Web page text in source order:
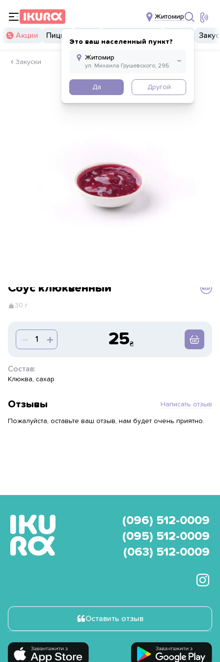
Житомир
Это ваш населенный пункт?
Да Другой
Акции Пицца
Закуски
Соус клюквенный
30 г
25
Состав:
Клюква, сахар
Отзывы Написать отзыв
Пожалуйста, оставьте ваш отзыв, нам будет очень приятно.
(096) 512-0009
(095) 512-0009
(063) 512-0009
Оставить отзыв